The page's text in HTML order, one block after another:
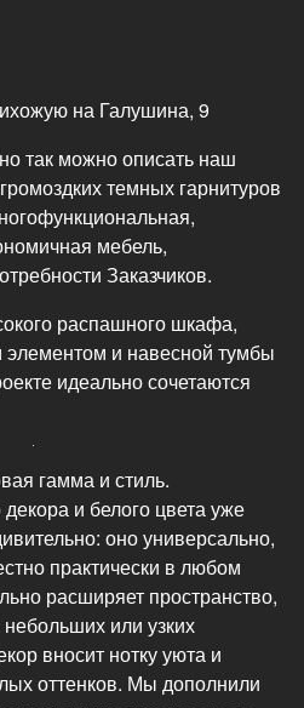
на Галушина, 9
так можно описать наш
темных гарнитуров
мебель,
Заказчиков.
распашного шкафа,
и навесной тумбы
идеально сочетаются
гамма и стиль.
и белого цвета уже
оно универсально,
практически в любом
расширяет пространство,
небольших или узких
вносит нотку уюта и
оттенков. Мы дополнили